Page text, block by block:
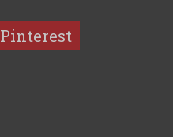
Pinterest